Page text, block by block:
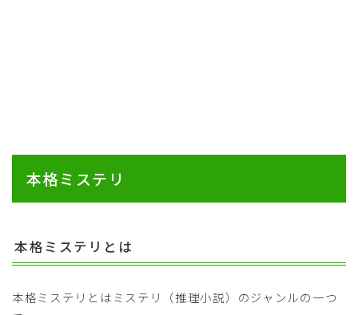
本格ミステリ
本格ミステリとは
本格ミステリとはミステリ（推理小説）のジャンルの一つ